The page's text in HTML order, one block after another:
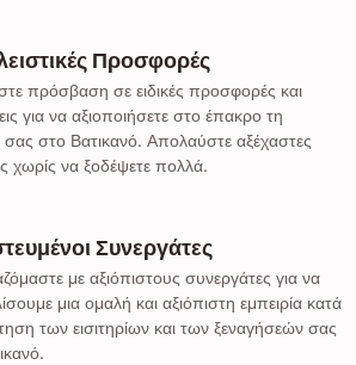
Προσφορές
πρόσβαση σε ειδικές προσφορές και
για να αξιοποιήσετε στο έπακρο τη
σας στο Βατικανό. Απολαύστε αξέχαστες
χωρίς να ξοδέψετε πολλά.
Συνεργάτες
με αξιόπιστους συνεργάτες για να
μια ομαλή και αξιόπιστη εμπειρία κατά
των εισιτηρίων και των ξεναγήσεών σας